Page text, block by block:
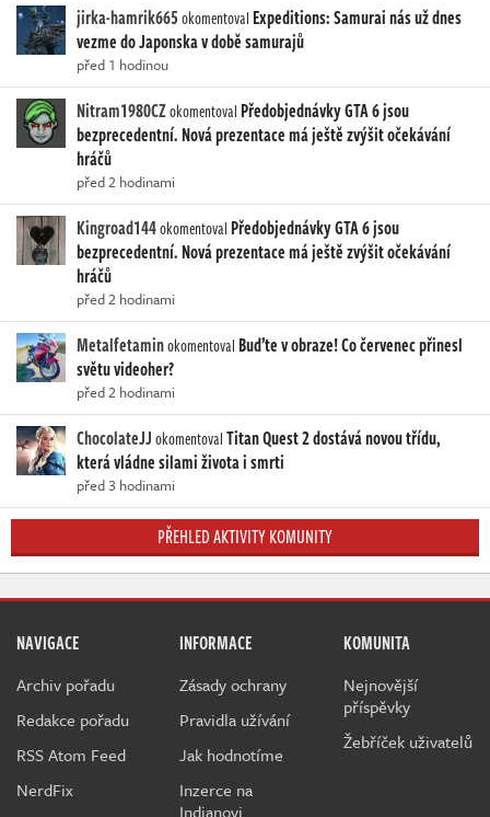
jirka-hamrik665okomentoval Expeditions: Samurai nás už dnes
vezme do Japonska v době samurajů
před 1 hodinou
Nitram1980CZokomentoval Předobjednávky GTA 6 jsou
bezprecedentní. Nová prezentace má ještě zvýšit očekávání
hráčů
před 2 hodinami
Kingroad144okomentoval Předobjednávky GTA 6 jsou
bezprecedentní. Nová prezentace má ještě zvýšit očekávání
hráčů
před 2 hodinami
Metalfetaminokomentoval Buďte v obraze! Co červenec přinesl
světu videoher?
před 2 hodinami
ChocolateJJokomentovalTitan Quest 2 dostává novou třídu,
která vládne silami života i smrti
před 3 hodinami
PŘEHLED AKTIVITY KOMUNITY
NAVIGACE
Archiv pořadu
Redakce pořadu
RSS Atom Feed
NerdFix
INFORMACE
Zásady ochrany
Pravidla užívání
Jak hodnotíme
Inzerce na
Indianovi
KOMUNITA
Nejnovější
příspěvky
Žebříček uživatelů